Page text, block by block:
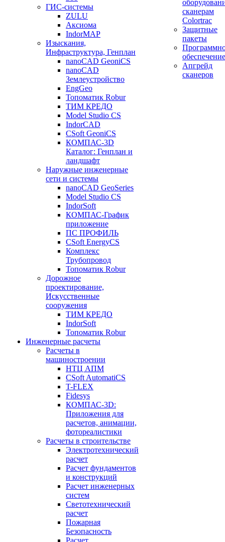
ГИС-системы
ZULU
Аксиома
IndorMAP
Изыскания,
Инфраструктура, Генплан
nanoCAD GeoniCS
nanoCAD
Землеустройство
EngGeo
Топоматик Robur
ТИМ КРЕДО
Model Studio CS
IndorCAD
CSoft GeoniCS
КОМПАС-3D
Каталог: Генплан и
ландшафт
Наружные инженерные
сети и системы
nanoCAD GeoSeries
Model Studio CS
IndorSoft
КОМПАС-График
приложение
ПС ПРОФИЛЬ
CSoft EnergyCS
Комплекс
Трубопровод
Топоматик Robur
Дорожное
проектирование,
Искусственные
сооружения
ТИМ КРЕДО
IndorSoft
Топоматик Robur
Инженерные расчеты
Расчеты в
машиностроении
НТЦ АПМ
CSoft AutomatiCS
T-FLEX
Fidesys
КОМПАС-3D:
Приложения для
расчетов, анимации,
фотореалистики
Расчеты в строительстве
Электротехнический
расчет
Расчет фундаментов
и конструкций
Расчет инженерных
систем
Светотехнический
расчет
Пожарная
Безопасность
Расчет
сканерам
Colortrac
Защитные
пакеты
обеспечение
Апгрейд
сканеров